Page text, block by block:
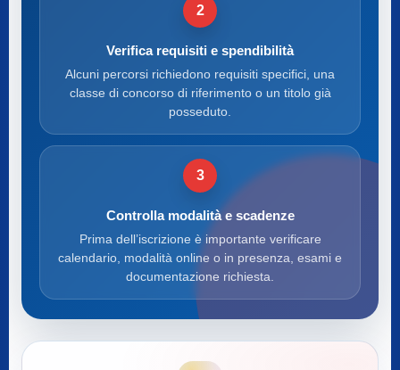
2
Verifica requisiti e spendibilità
Alcuni percorsi richiedono requisiti specifici, una
classe di concorso di riferimento o un titolo già
posseduto.
3
Controlla modalità e scadenze
Prima dell’iscrizione è importante verificare
calendario, modalità online o in presenza, esami e
documentazione richiesta.